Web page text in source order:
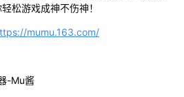
松游戏成神不伤神！
mumu.163.com/
-Mu酱